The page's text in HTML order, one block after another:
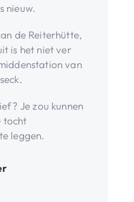
nieuw.
de Reiterhütte,
is het niet ver
van
Je zou kunnen
tocht
leggen.